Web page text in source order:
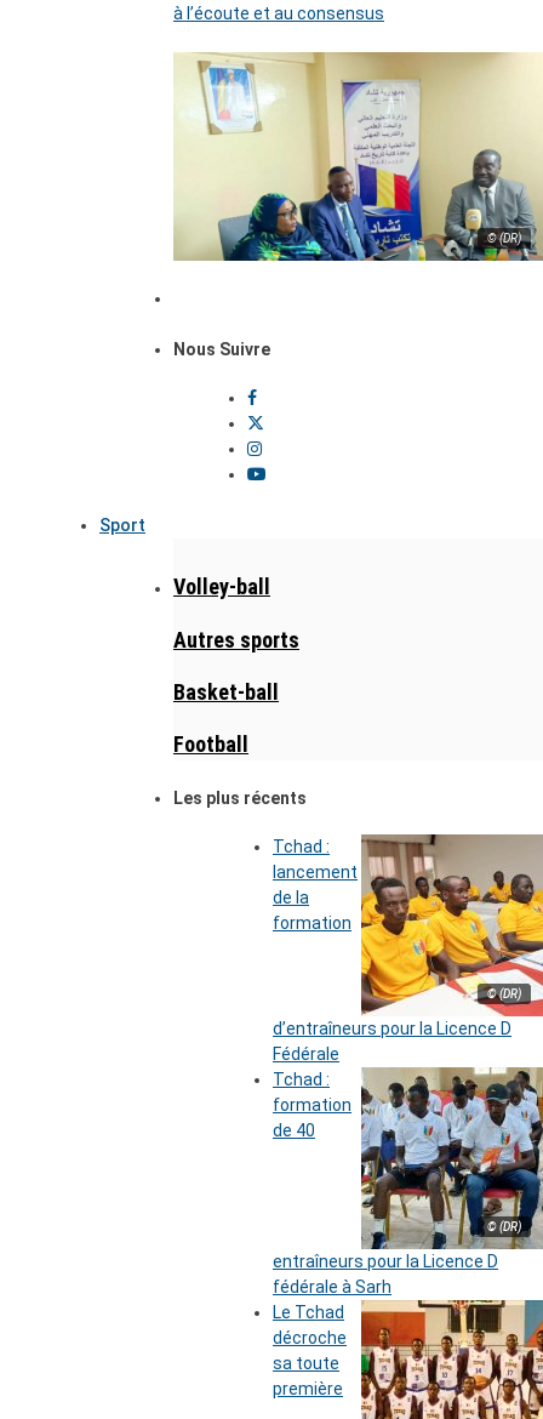
à l’écoute et au consensus
© (DR)
Nous Suivre
Sport
Volley-ball
Autres sports
Basket-ball
Football
Les plus récents
© (DR)
Tchad :
lancement
de la
formation
d’entraîneurs pour la Licence D
Fédérale
© (DR)
Tchad :
formation
de 40
entraîneurs pour la Licence D
fédérale à Sarh
Le Tchad
décroche
sa toute
première